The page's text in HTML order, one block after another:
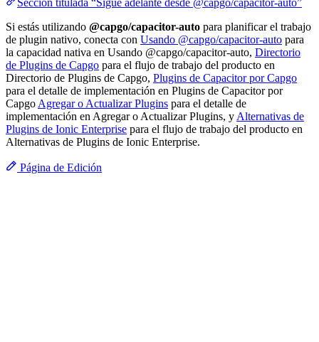
Sección titulada “Sigue adelante desde @capgo/capacitor-auto”
Si estás utilizando @capgo/capacitor-auto para planificar el trabajo
de plugin nativo, conecta con Usando @capgo/capacitor-auto para
la capacidad nativa en Usando @capgo/capacitor-auto, Directorio
de Plugins de Capgo para el flujo de trabajo del producto en
Directorio de Plugins de Capgo, Plugins de Capacitor por Capgo
para el detalle de implementación en Plugins de Capacitor por
Capgo Agregar o Actualizar Plugins para el detalle de
implementación en Agregar o Actualizar Plugins, y Alternativas de
Plugins de Ionic Enterprise para el flujo de trabajo del producto en
Alternativas de Plugins de Ionic Enterprise.
Página de Edición